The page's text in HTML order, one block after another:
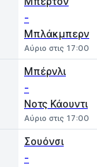
-
Μπλάκμπερν
Αύριο στις 17:00
Μπέρνλι
-
Νοτς Κάουντι
Αύριο στις 17:00
Σουόνσι
-